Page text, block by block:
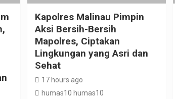
Kapolres Malinau Pimpin
Aksi Bersih-Bersih
Mapolres, Ciptakan
Lingkungan yang Asri dan
Sehat
17 hours ago
humas10 humas10